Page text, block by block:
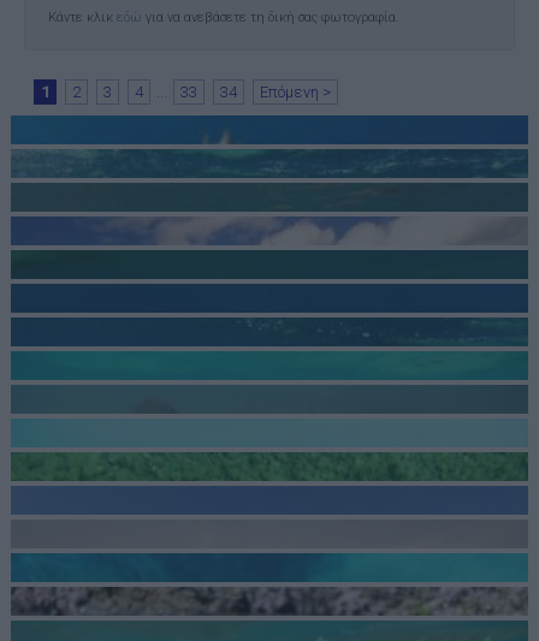
Κάντε κλικ εδώ για να ανεβάσετε τη δική σας φωτογραφία.
1 2 3 4 ... 33 34 Επόμενη >